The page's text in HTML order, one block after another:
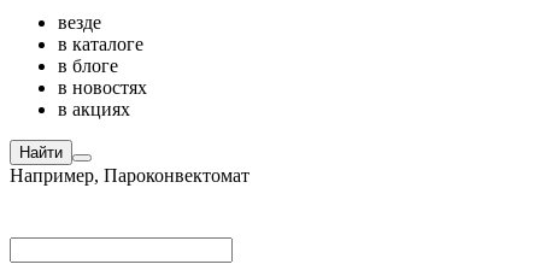
везде
в каталоге
в блоге
в новостях
в акциях
Найти
Например, Пароконвектомат